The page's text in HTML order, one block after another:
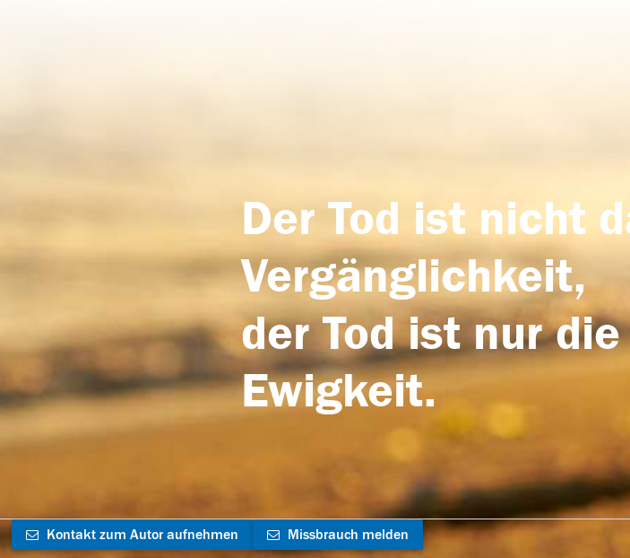
Der Tod ist nicht
Vergänglichkeit,
der Tod ist nur
Ewigkeit.
Kontakt zum Autor aufnehmen Missbrauch melden